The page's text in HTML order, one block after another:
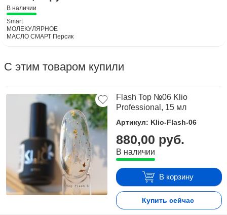
маслянистости на коже .
Если кожа очень сухая можно добавить каплю воды в каплю
масла и массажными движениями втирать ее в кожу , это
обеспечит глубокое увлажнение кожи , вода за счет
В наличии
Smart
МОЛЕКУЛЯРНОЕ
МАСЛО СМАРТ Персик
С этим товаром купили
Flash Top №06 Klio
Professional, 15 мл
Артикул: Klio-Flash-06
880,00 руб.
В наличии
В корзину
Купить сейчас